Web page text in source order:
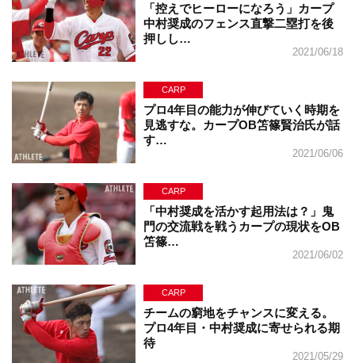
「控えでヒーローになろう」カープ
中村奨成のフェンス直撃二塁打を後
押しし…
2021/06/18
CARP
プロ4年目の能力が伸びていく時期を
見逃すな。カープOB笘篠賢治氏が話
す…
2021/06/06
CARP
「中村奨成を活かす起用法は？」鬼
門の交流戦を戦うカープの現状をOB
笘篠…
2021/06/02
CARP
チームの窮地をチャンスに変える。
プロ4年目・中村奨成に寄せられる期
待
2021/05/29